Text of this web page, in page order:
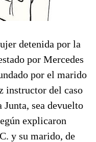
detenida por la
por Mercedes
por el marido
instructor del caso
sea devuelto
explicaron
y su marido, de